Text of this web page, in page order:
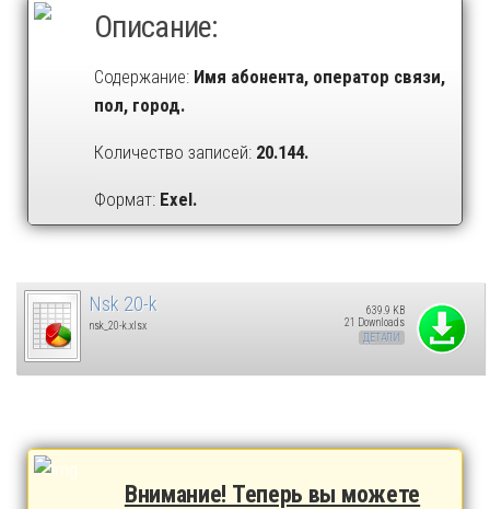
Описание:
Содержание: Имя абонента, оператор связи,
пол, город.
Количество записей: 20.144.
Формат: Exel.
Nsk 20-k
nsk_20-k.xlsx
639.9 KB
21 Downloads
ДЕТАЛИ
Внимание! Теперь вы можете